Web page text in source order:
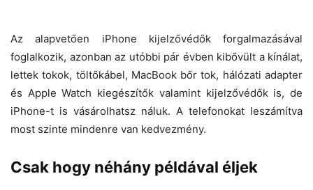
Azalapvetően iPhone kijelzővédők forgalmazásával
foglalkozik, azonban az utóbbi pár évben kibővült a kínálat,
lettek tokok, töltőkábel, MacBook bőr tok, hálózati adapter
és Apple Watch kiegészítők valamint kijelzővédők is, de
iPhone-t is vásárolhatsz náluk. A telefonokat leszámítva
most szinte mindenre van kedvezmény.
Csak hogy néhány példával éljek